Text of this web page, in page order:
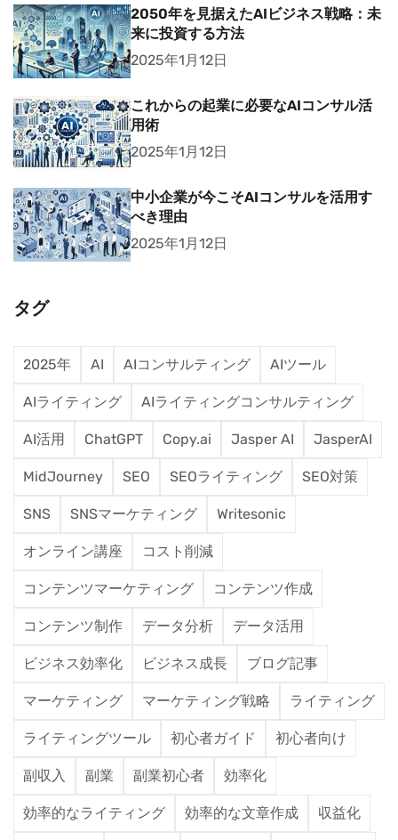
2050年を見据えたAIビジネス戦略：未
来に投資する方法
2025年1月12日
これからの起業に必要なAIコンサル活
用術
2025年1月12日
中小企業が今こそAIコンサルを活用す
べき理由
2025年1月12日
タグ
2025年 AI AIコンサルティング AIツール
AIライティング AIライティングコンサルティング
AI活用 ChatGPT Copy.ai Jasper AI JasperAI
MidJourney SEO SEOライティング SEO対策
SNS SNSマーケティング Writesonic
オンライン講座 コスト削減
コンテンツマーケティング コンテンツ作成
コンテンツ制作 データ分析 データ活用
ビジネス効率化 ビジネス成長 ブログ記事
マーケティング マーケティング戦略 ライティング
ライティングツール 初心者ガイド 初心者向け
副収入 副業 副業初心者 効率化
効率的なライティング 効率的な文章作成 収益化